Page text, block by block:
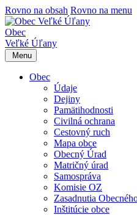
Rovno na obsah Rovno na menu
Obec
Veľké Úľany
Menu
Obec
Údaje
Dejiny
Pamätihodnosti
Civilná ochrana
Cestovný ruch
Mapa obce
Obecný Úrad
Matričný úrad
Samospráva
Komisie OZ
Zasadnutia
Inštitúcie obce